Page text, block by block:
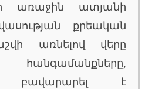
առաջին ատյանի
քրեական
առնելով վերը
բավարարել է